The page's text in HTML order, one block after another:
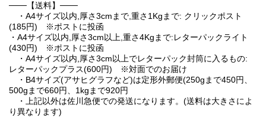
───【送料】───
・A4サイズ以内,厚さ3cmまで,重さ1Kgまで: クリックポスト
(185円) ※ポストに投函
・A4サイズ以内,厚さ3cm以上,重さ4Kgまで:レターパックライト
(430円) ※ポストに投函
・A4サイズ以内,厚さ3cm以上でレターパック封筒に入るもの:
レターパックプラス(600円) ※対面でのお届け
・B4サイズ(アサヒグラフなど)は定形外郵便(250gまで450円、
500gまで660円、1kgまで920円
・上記以外は佐川急便での発送になります。(送料は大きさによ
り異なります)